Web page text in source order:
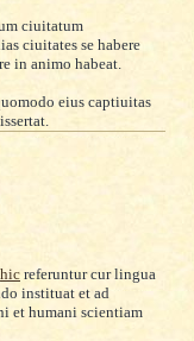
ciuitatum
ciuitates se habere
in animo habeat.
eius captiuitas
hic referuntur cur lingua
instituat et ad
et humani scientiam